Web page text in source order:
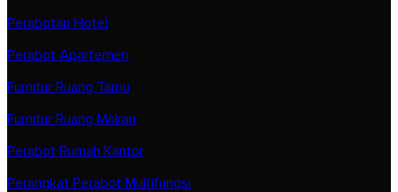
Perabotan Hotel
Perabot Apartemen
Furnitur Ruang Tamu
Furnitur Ruang Makan
Perabot Rumah Kantor
Perangkat Perabot Multifungsi